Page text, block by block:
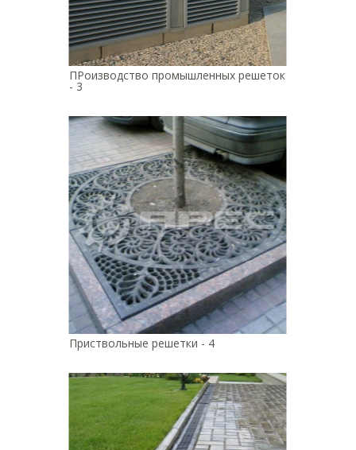
ПРоизводство промышленных решеток
- 3
Приствольные решетки - 4